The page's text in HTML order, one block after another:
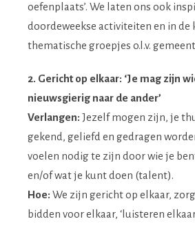
oefenplaats’. We laten ons ook
doordeweekse activiteiten en in de
thematische groepjes o.l.v.
2. Gericht op elkaar: ‘Je mag zijn
nieuwsgierig naar de ander’
Verlangen: Jezelf mogen zijn, je
gekend, geliefd en gedragen
voelen nodig te zijn door wie je
en/of wat je kunt doen (talent).
Hoe: We zijn gericht op elkaar,
bidden voor elkaar, ‘luisteren